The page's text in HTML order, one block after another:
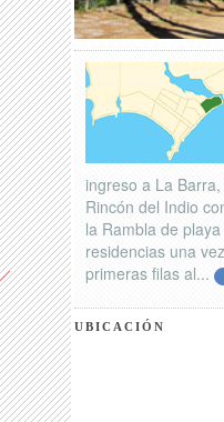
ingreso a La
Rincón del Indio
la Rambla de
residencias una
primeras filas al...
UBICACIÓN